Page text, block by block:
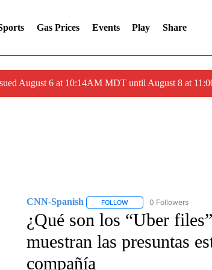
Gas Prices Events Play Share
August 6 at 10:14AM MDT until August 8 at
CNN-Spanish FOLLOWFOLLOW "CNN-SPANISH"
0 Followers
¿Qué son los “Uber
muestran las presuntas
compañía